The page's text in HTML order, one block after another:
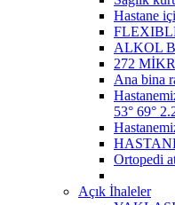
Hastane
ALKOL
272
Ana bina
53° 69°
Ortopedi
Açık İhaleler